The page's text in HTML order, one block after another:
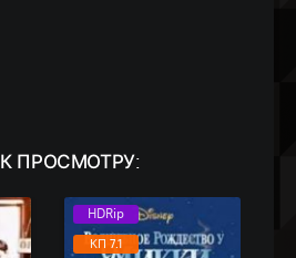
К ПРОСМОТРУ:
HDRip
КП 7.1